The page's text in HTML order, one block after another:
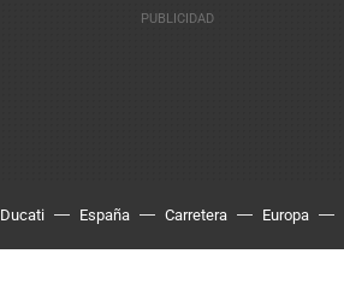
Ducati España Carretera Europa